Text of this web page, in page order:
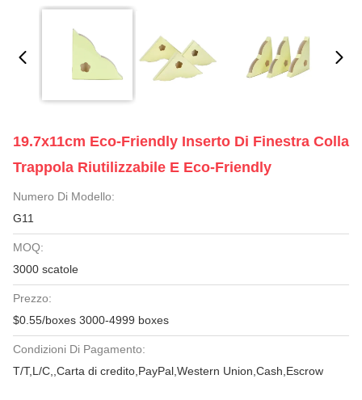
19.7x11cm Eco-Friendly Inserto Di Finestra Colla
Trappola Riutilizzabile E Eco-Friendly
Numero Di Modello:
G11
MOQ:
3000 scatole
Prezzo:
$0.55/boxes 3000-4999 boxes
Condizioni Di Pagamento:
T/T,L/C,,Carta di credito,PayPal,Western Union,Cash,Escrow